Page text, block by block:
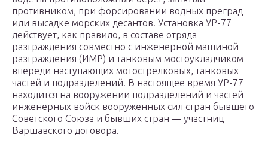
противником, при форсировании водных преград
или высадке морских десантов. Установка УР-77
действует, как правило, в составе отряда
разграждения совместно с инженерной машиной
разграждения (ИМР) и танковым мостоукладчиком
впереди наступающих мотострелковых, танковых
частей и подразделений. В настоящее время УР-77
находится на вооружении подразделений и частей
инженерных войск вооруженных сил стран бывшего
Советского Союза и бывших стран — участниц
Варшавского договора.